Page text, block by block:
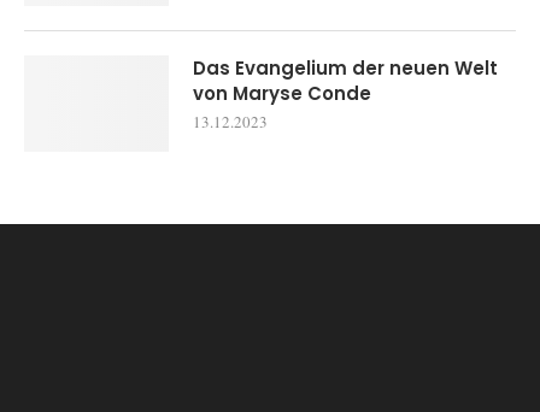
Das Evangelium der neuen Welt
von Maryse Conde
13.12.2023